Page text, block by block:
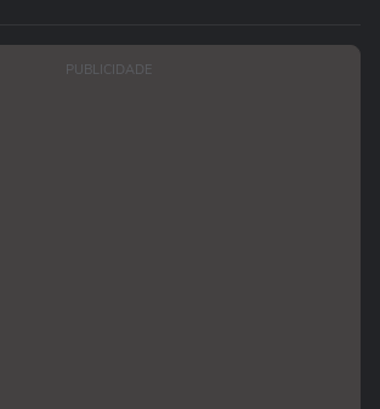
PUBLICIDADE